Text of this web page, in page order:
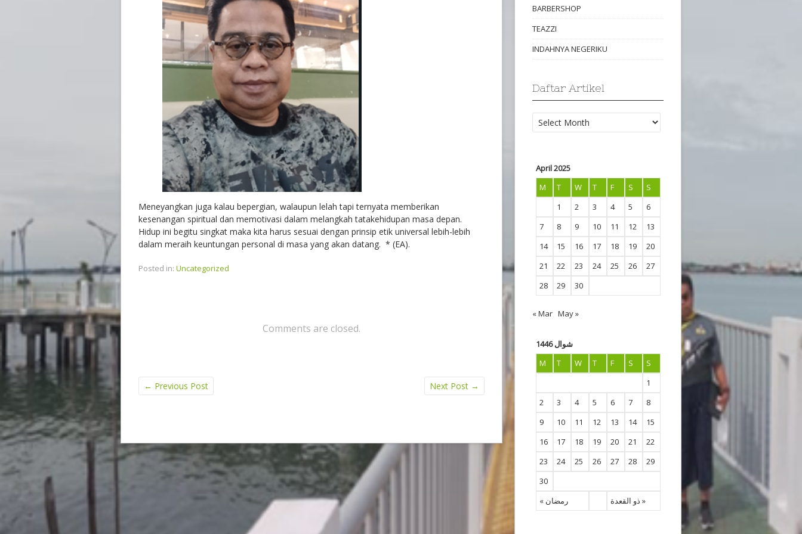
Meneyangkan juga kalau bepergian, walaupun lelah tapi ternyata memberikan
kesenangan spiritual dan memotivasi dalam melangkah tatakehidupan masa depan.
Hidup ini begitu singkat maka kita harus sesuai dengan prinsip etik universal lebih-lebih
dalam meraih keuntungan personal di masa yang akan datang. * (EA).
Posted in: Uncategorized
Comments are closed.
← Previous Post Next Post →
BARBERSHOP
TEAZZI
INDAHNYA NEGERIKU
Daftar Artikel
Daftar
Artikel
April 2025
M
T W T F S
S
1
2 3 4 5
6
7
8 9 10 11 12
13
14
15 16 17 18 19
20
21
22 23 24 25 26
27
28
29 30
« Mar May »
شوال 1446
M
T W T F S S
« رمضان ذو القعدة »
1
2
3 4 5 6 7
8
9
10 11 12 13 14
15
16
17 18 19 20 21
22
23
24 25 26 27 28
29
30